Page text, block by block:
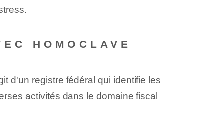
HOMOCLAVE
d'un registre fédéral qui identifie les
activités dans le domaine fiscal